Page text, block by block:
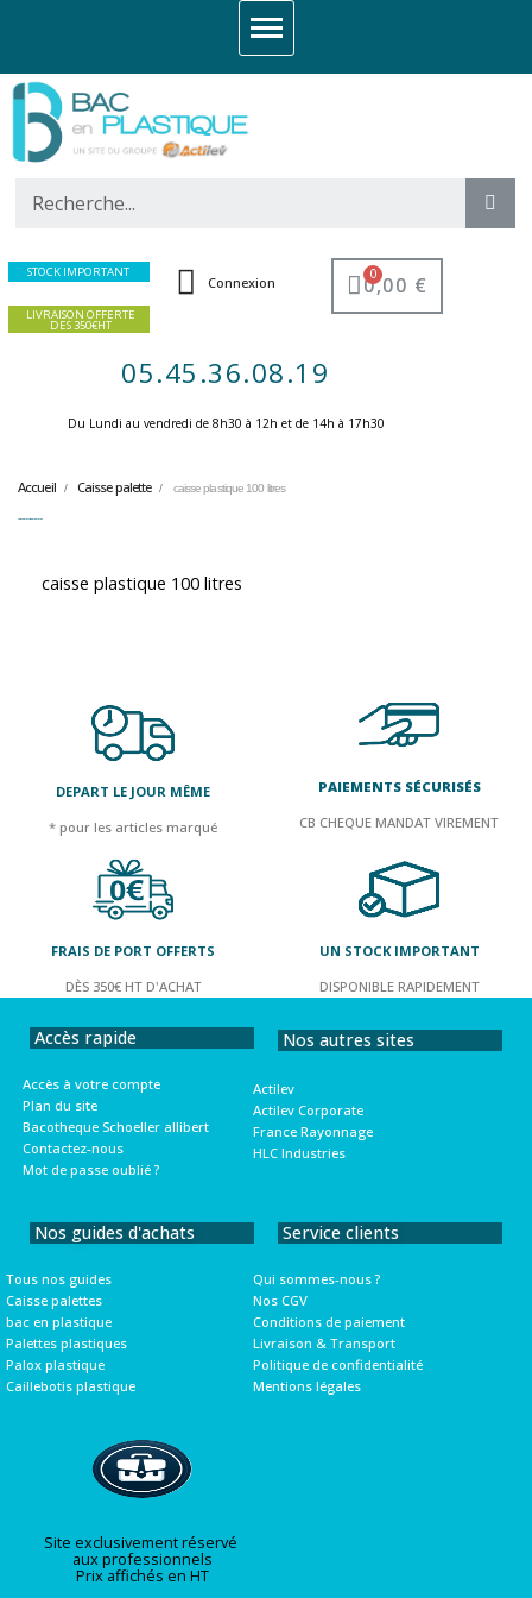
STOCK IMPORTANT
LIVRAISON OFFERTE
DES 350€HT
Connexion 0,00 €
05.45.36.08.19
Du Lundi au vendredi de 8h30 à 12h et de 14h à 17h30 ​
Accueil Caisse palette caisse plastique 100 litres
caisse plastique 100 litres
DEPART LE JOUR MÊME
* pour les articles marqué
PAIEMENTS SÉCURISÉS
CB CHEQUE MANDAT VIREMENT
FRAIS DE PORT OFFERTS
DÈS 350€ HT D'ACHAT
UN STOCK IMPORTANT
DISPONIBLE RAPIDEMENT
Accès rapide
Accès à votre compte
Plan du site
Bacotheque Schoeller allibert
Contactez-nous
Mot de passe oublié ?
Nos autres sites
Actilev
Actilev Corporate
France Rayonnage
HLC Industries
Nos guides d'achats
Tous nos guides
Caisse palettes
bac en plastique
Palettes plastiques
Palox plastique
Caillebotis plastique
Service clients
Qui sommes-nous ?
Nos CGV
Conditions de paiement
Livraison & Transport
Politique de confidentialité
Mentions légales
Site exclusivement réservé
aux professionnels
Prix affichés en HT